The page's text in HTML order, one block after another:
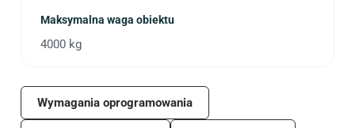
Maksymalna waga obiektu
4000 kg
Wymagania oprogramowania